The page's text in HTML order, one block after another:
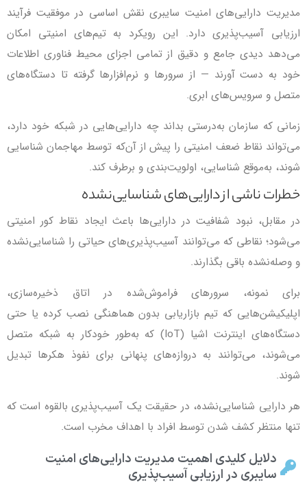
مدیریت دارایی‌های امنیت سایبری نقش اساسی در موفقیت فرآیند
ارزیابی آسیب‌پذیری دارد. این رویکرد به تیم‌های امنیتی امکان
می‌دهد دیدی جامع و دقیق از تمامی اجزای محیط فناوری اطلاعات
خود به دست آورند — از سرورها و نرم‌افزارها گرفته تا دستگاه‌های
متصل و سرویس‌های ابری.
زمانی که سازمان به‌درستی بداند چه دارایی‌هایی در شبکه خود دارد،
می‌تواند نقاط ضعف امنیتی را پیش از آن‌که توسط مهاجمان شناسایی
شوند، به‌موقع شناسایی، اولویت‌بندی و برطرف کند.
خطرات ناشی از دارایی‌های شناسایی‌نشده
در مقابل، نبود شفافیت در دارایی‌ها باعث ایجاد نقاط کور امنیتی
می‌شود؛ نقاطی که می‌توانند آسیب‌پذیری‌های حیاتی را شناسایی‌نشده
و وصله‌نشده باقی بگذارند.
برای نمونه، سرورهای فراموش‌شده در اتاق ذخیره‌سازی،
اپلیکیشن‌هایی که تیم بازاریابی بدون هماهنگی نصب کرده یا حتی
دستگاه‌های اینترنت اشیا (IoT) که به‌طور خودکار به شبکه متصل
می‌شوند، می‌توانند به دروازه‌های پنهانی برای نفوذ هکرها تبدیل
شوند.
هر دارایی شناسایی‌نشده، در حقیقت یک آسیب‌پذیری بالقوه است که
تنها منتظر کشف شدن توسط افراد با اهداف مخرب است.
دلایل کلیدی اهمیت مدیریت دارایی‌های امنیت
سایبری در ارزیابی آسیب‌پذیری